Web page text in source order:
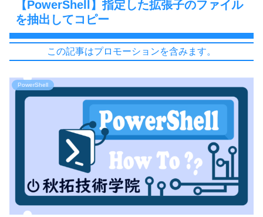
【PowerShell】指定した拡張子のファイル
を抽出してコピー
この記事はプロモーションを含みます。
PowerShell